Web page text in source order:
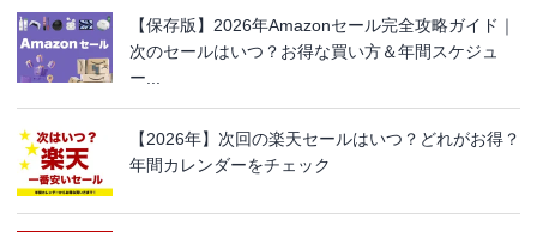
【保存版】2026年Amazonセール完全攻略ガイド｜
次のセールはいつ？お得な買い方＆年間スケジュ
ー...
【2026年】次回の楽天セールはいつ？どれがお得？
年間カレンダーをチェック